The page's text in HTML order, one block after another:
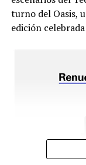
turno del Oasis,
edición